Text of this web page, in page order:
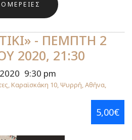
- ΠΕΜΠΤΗ 2
2020, 21:30
9:30 pm
Καραϊσκάκη 10, Ψυρρή, Αθήνα,
5,00€